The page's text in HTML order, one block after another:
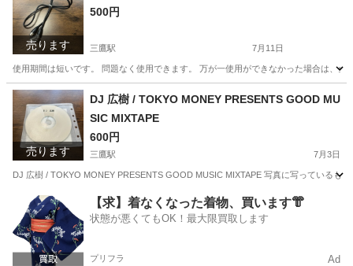
売ります
500円
三鷹駅 7月11日
使用期間は短いです。 問題なく使用できます。 万が一使用ができなかった場合は、全
東京 三鷹市 三鷹駅
売ります
DJ 広樹 / TOKYO MONEY PRESENTS GOOD MU
SIC MIXTAPE
600円
三鷹駅 7月3日
DJ 広樹 / TOKYO MONEY PRESENTS GOOD MUSIC MIXTAPE 写真に写っているも
東京 三鷹市 三鷹駅 CD FRG
【求】着なくなった着物、買います👘
状態が悪くてもOK！最大限買取します
プリフラ Ad